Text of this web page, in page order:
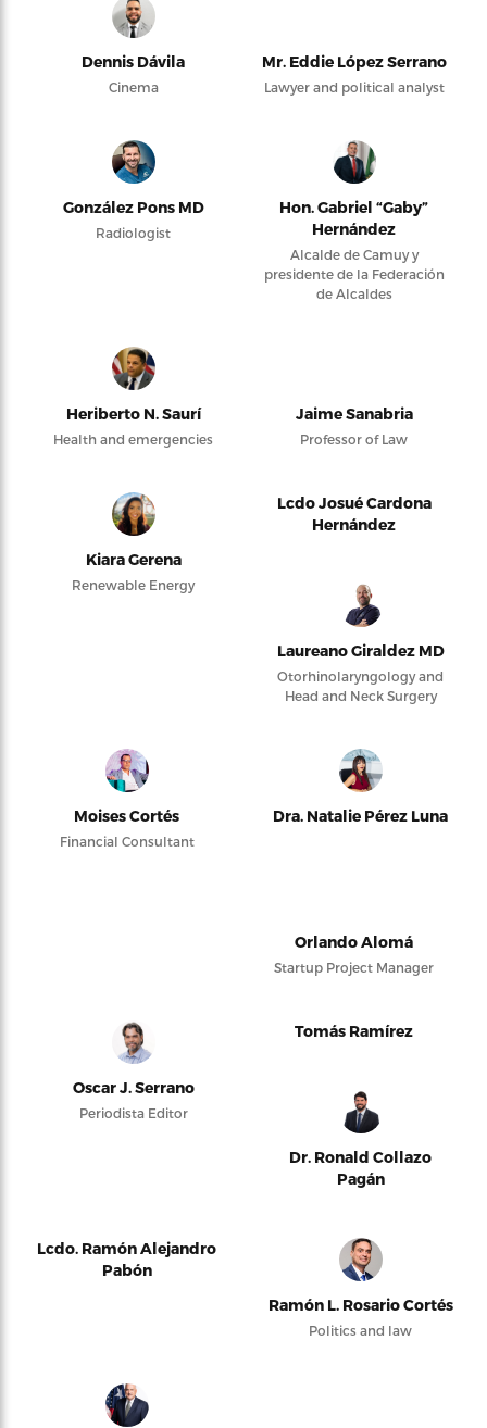
Dennis Dávila
Cinema
Mr. Eddie López Serrano
Lawyer and political analyst
González Pons MD
Radiologist
Hon. Gabriel “Gaby”
Hernández
Alcalde de Camuy y
presidente de la Federación
de Alcaldes
Heriberto N. Saurí
Health and emergencies
Jaime Sanabria
Professor of Law
Kiara Gerena
Renewable Energy
Lcdo Josué Cardona
Hernández
Laureano Giraldez MD
Otorhinolaryngology and
Head and Neck Surgery
Moises Cortés
Financial Consultant
Dra. Natalie Pérez Luna
Orlando Alomá
Startup Project Manager
Oscar J. Serrano
Periodista Editor
Tomás Ramírez
Dr. Ronald Collazo
Pagán
Lcdo. Ramón Alejandro
Pabón
Ramón L. Rosario Cortés
Politics and law